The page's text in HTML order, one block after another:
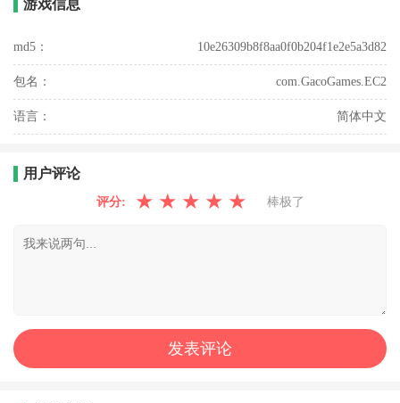
游戏信息
md5： 10e26309b8f8aa0f0b204f1e2e5a3d82
包名： com.GacoGames.EC2
语言： 简体中文
用户评论
评分: ★ ★ ★ ★ ★ 棒极了